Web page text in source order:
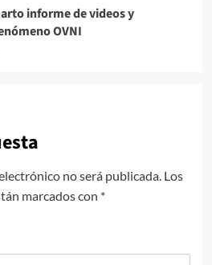
informe de videos y
OVNI
no será publicada. Los
marcados con *